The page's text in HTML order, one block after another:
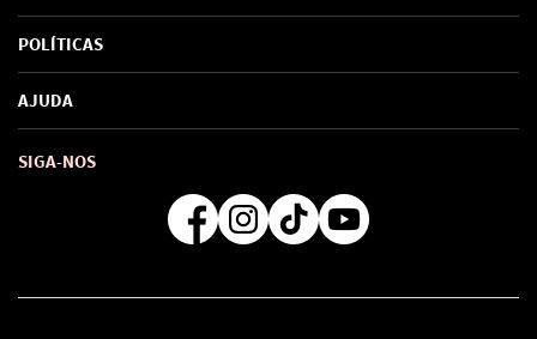
Sobre Nós
Marcas
SAC de marcas
Como comprar
POLÍTICAS
Política de Privacidade
Troca e Devoluções
Formas de Pagamento
Regra de Frete Grátis
AJUDA
SIGA-NOS